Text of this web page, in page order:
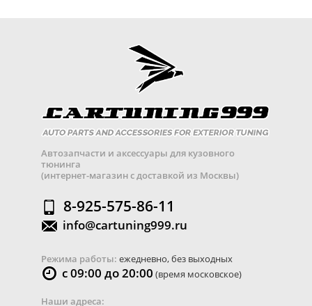
Автозапчасти и аксессуары для кузовного
тюнинга
(интернет-магазин с доставкой из Москвы)
8-925-575-86-11
info@cartuning999.ru
Режима работы: ежедневно, без выходных
с 09:00 до 20:00 (время московское)
Наши адреса: